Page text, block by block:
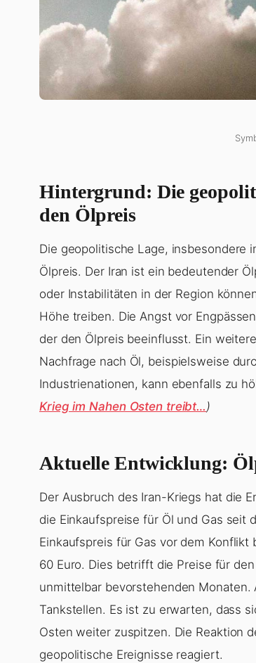
Hintergrund: Die
den Ölpreis
Die geopolitische Lage, insbesondere
Ölpreis. Der Iran ist ein bedeutender
oder Instabilitäten in der Region
Höhe treiben. Die Angst vor
der den Ölpreis beeinflusst. Ein
Nachfrage nach Öl, beispielsweise
Industrienationen, kann ebenfalls zu
Krieg im Nahen Osten treibt…)
Aktuelle Entwicklung:
Der Ausbruch des Iran-Kriegs hat die
die Einkaufspreise für Öl und Gas seit
Einkaufspreis für Gas vor dem
60 Euro. Dies betrifft die Preise für
unmittelbar bevorstehenden
Tankstellen. Es ist zu erwarten, dass
Osten weiter zuspitzen. Die Reaktion
geopolitische Ereignisse reagiert.